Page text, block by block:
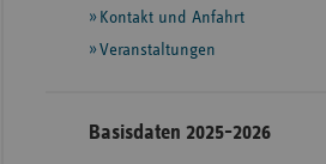
InformationenKontakt und Anfahrt
Veranstaltungen
Basisdaten 2025-2026